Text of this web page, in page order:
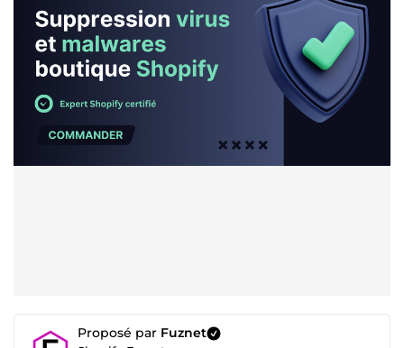
Proposé par Fuznet